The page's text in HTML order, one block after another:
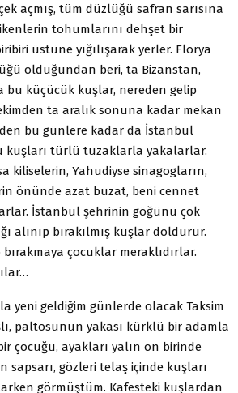
açmış, tüm düzlüğü safran sarısına
tohumlarını dehşet bir
üstüne yığılışarak yerler. Florya
olduğundan beri, ta Bizanstan,
bu küçücük kuşlar, nereden gelip
ta aralık sonuna kadar mekan
bu günlere kadar da İstanbul
kuşları türlü tuzaklarla yakalarlar.
kiliselerin, Yahudiyse sinagogların,
önünde azat buzat, beni cennet
İstanbul şehrinin göğünü çok
alınıp bırakılmış kuşlar doldurur.
çocuklar meraklıdırlar.
yeni geldiğim günlerde olacak Taksim
paltosunun yakası kürklü bir adamla
çocuğu, ayakları yalın on birinde
sapsarı, gözleri telaş içinde kuşları
görmüştüm. Kafesteki kuşlardan